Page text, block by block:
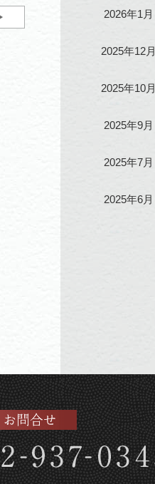
2026年1月
2025年12月
2025年10月
2025年9月
2025年7月
2025年6月